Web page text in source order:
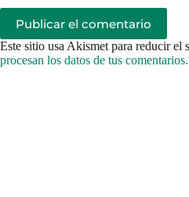
Publicar el comentario
Este sitio usa Akismet para reducir el
procesan los datos de tus comentarios.